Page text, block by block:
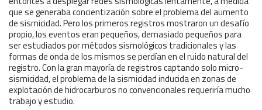
que se generaba concientización sobre el problema del aumento
de sismicidad. Pero los primeros registros mostraron un desafío
propio, los eventos eran pequeños, demasiado pequeños para
ser estudiados por métodos sismológicos tradicionales y las
formas de onda de los mismos se perdían en el ruido natural del
registro. Con la gran mayoría de registros captando solo micro-
sismicidad, el problema de la sismicidad inducida en zonas de
explotación de hidrocarburos no convencionales requeriría mucho
trabajo y estudio.